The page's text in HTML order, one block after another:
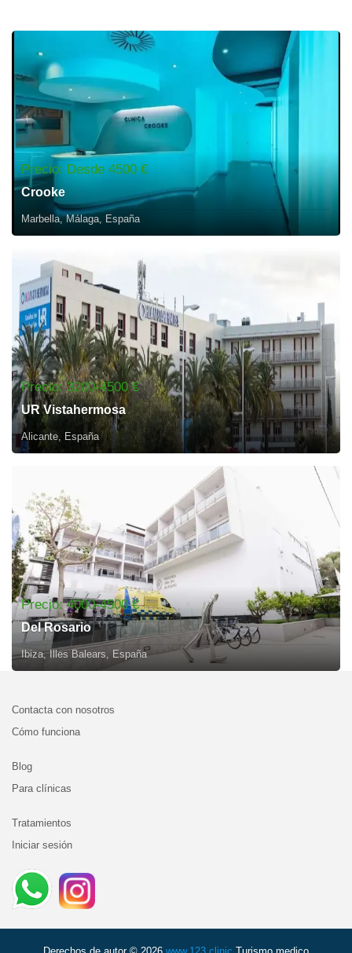
Precio: Desde 4500 €
Crooke
Marbella, Málaga, España
Precio: 3200-4500 €
UR Vistahermosa
Alicante, España
Precio: 4000-4500 €
Del Rosario
Ibiza, Illes Balears, España
Contacta con nosotros
Cómo funciona
Blog
Para clínicas
Tratamientos
Iniciar sesión